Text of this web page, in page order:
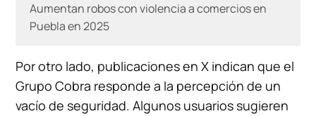
Aumentan robos con violencia a comercios en
Puebla en 2025
Por otro lado, publicaciones en X indican que el
Grupo Cobra responde a la percepción de un
vacío de seguridad. Algunos usuarios sugieren